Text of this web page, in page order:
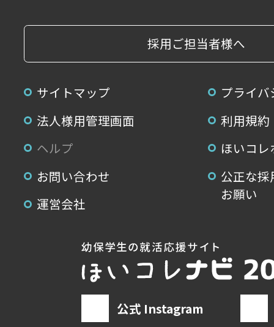
採用ご担当者様へ
サイトマップ
プライ
法人様用管理画面
利用規約
ヘルプ
ほいコ
お問い合わせ
公正な
お願い
運営会社
公式 Instagram